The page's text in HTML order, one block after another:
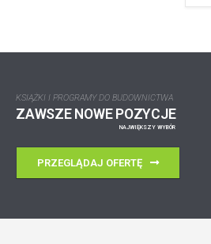
KSIĄŻKI I PROGRAMY DO BUDOWNICTWA
ZAWSZE NOWE POZYCJE
NAJWIĘKSZY WYBÓR
PRZEGLĄDAJ OFERTĘ